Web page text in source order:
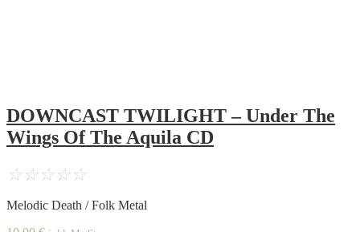
DOWNCAST TWILIGHT – Under The
Wings Of The Aquila CD
☆☆☆☆☆
Melodic Death / Folk Metal